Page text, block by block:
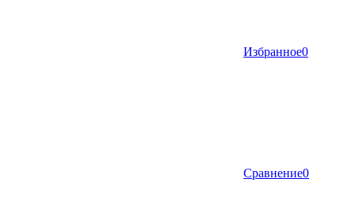
Избранное0
Сравнение0